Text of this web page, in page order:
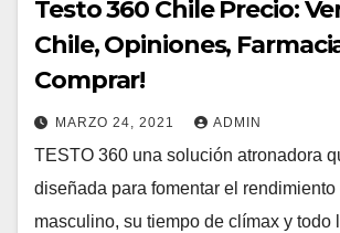
Testo 360 Chile Precio:
Chile, Opiniones,
Comprar!
MARZO 24, 2021 ADMIN
TESTO 360 una solución atronadora
diseñada para fomentar el rendimiento
masculino, su tiempo de clímax y todo